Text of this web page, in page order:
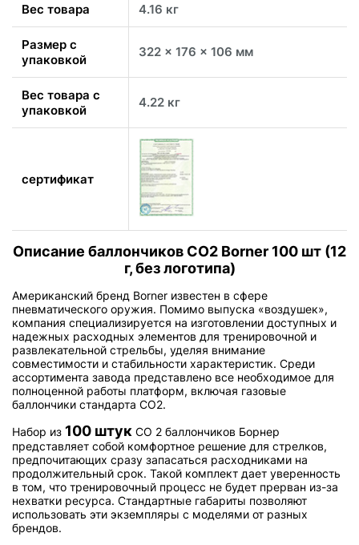
Вес товара 4.16 кг
Размер с
упаковкой
322 x 176 x 106 мм
Вес товара с
упаковкой
4.22 кг
сертификат
Описание баллончиков CO2 Borner 100 шт (12
г, без логотипа)
Американский бренд Borner известен в сфере
пневматического оружия. Помимо выпуска «воздушек»,
компания специализируется на изготовлении доступных и
надежных расходных элементов для тренировочной и
развлекательной стрельбы, уделяя внимание
совместимости и стабильности характеристик. Среди
ассортимента завода представлено все необходимое для
полноценной работы платформ, включая газовые
баллончики стандарта CO2.
Набор из 100 штук CO 2 баллончиков Борнер
представляет собой комфортное решение для стрелков,
предпочитающих сразу запасаться расходниками на
продолжительный срок. Такой комплект дает уверенность
в том, что тренировочный процесс не будет прерван из-за
нехватки ресурса. Стандартные габариты позволяют
использовать эти экземпляры с моделями от разных
брендов.